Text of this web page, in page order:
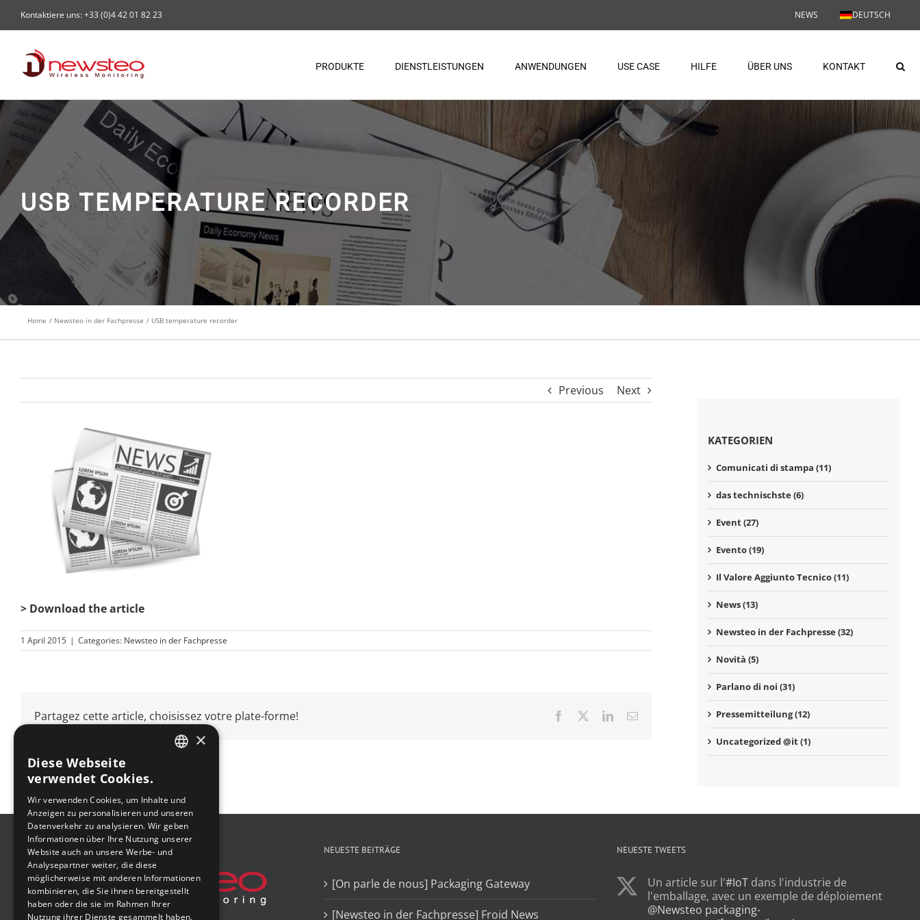
Kontaktiere uns: +33 (0)4 42 01 82 23 NEWS DEUTSCH
PRODUKTE DIENSTLEISTUNGEN ANWENDUNGEN USE CASE HILFE ÜBER UNS KONTAKT
USB TEMPERATURE RECORDER
Home Newsteo in der Fachpresse USB temperature recorder
Previous Next
> Download the article
1 April 2015 | Categories: Newsteo in der Fachpresse
Partagez cette article, choisissez votre plate-forme! Facebook LinkedInEmail
KATEGORIEN
Comunicati di stampa (11)
das technischste (6)
Event (27)
Evento (19)
Il Valore Aggiunto Tecnico (11)
News (13)
Newsteo in der Fachpresse (32)
Novità (5)
Parlano di noi (31)
Pressemitteilung (12)
Uncategorized @it (1)
NEUESTE BEITRÄGE
[On parle de nous] Packaging Gateway
[Newsteo in der Fachpresse] Froid News
NEUESTE TWEETS
Un article sur l'#IoT dans l'industrie de
l'emballage, avec un exemple de déploiement
@Newsteo packaging-
GERMAN
SPANISH
×
Diese Webseite
verwendet Cookies.
Wir verwenden Cookies, um Inhalte und
Anzeigen zu personalisieren und unseren
Datenverkehr zu analysieren. Wir geben
Informationen über Ihre Nutzung unserer
Website auch an unsere Werbe- und
Analysepartner weiter, die diese
möglicherweise mit anderen Informationen
kombinieren, die Sie ihnen bereitgestellt
haben oder die sie im Rahmen Ihrer
Nutzung ihrer Dienste gesammelt haben.